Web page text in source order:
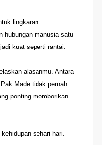
lingkaran
hubungan manusia satu
kuat seperti rantai.
alasanmu. Antara
Made tidak pernah
penting memberikan
sehari-hari.